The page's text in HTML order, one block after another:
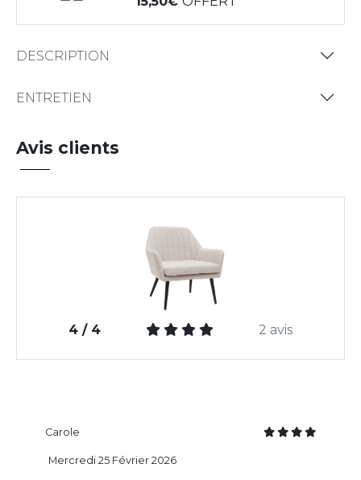
DESCRIPTION
ENTRETIEN
Avis clients
4 / 4 2 avis
Carole
Mercredi 25 Février 2026